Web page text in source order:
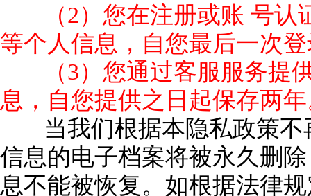
（2）您在注册或账 号
等个人信息，自您最后一次
（3）您通过客服服务提
息，自您提供之日起保存两
当我们根据本隐私政策
信息的电子档案将被永久删
息不能被恢复。如根据法律